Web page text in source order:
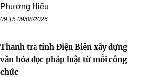
Phương Hiếu
09:15 09/08/2026
Thanh tra tỉnh Điện Biên xây dựng
văn hóa đọc pháp luật từ mỗi công
chức